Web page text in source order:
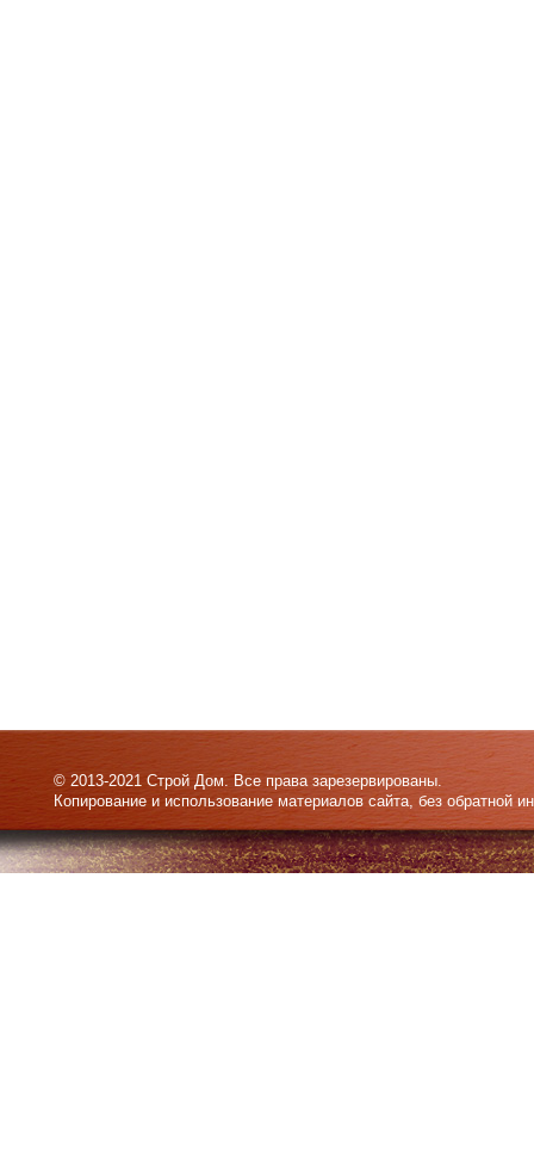
© 2013-2021 Строй Дом. Все права зарезервированы.
Копирование и использование материалов сайта, без обратной